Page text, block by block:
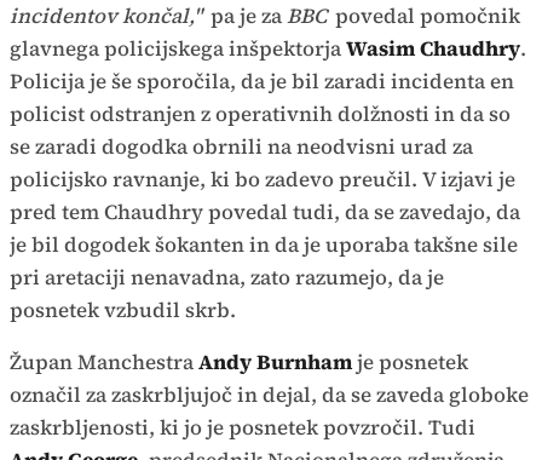
incidentov končal," pa je zaBBC povedal pomočnik
glavnega policijskega inšpektorjaWasim Chaudhry.
Policija je še sporočila, da je bil zaradi incidenta en
policist odstranjen z operativnih dolžnosti in da so
se zaradi dogodka obrnili na neodvisni urad za
policijsko ravnanje, ki bo zadevo preučil. V izjavi je
pred tem Chaudhry povedal tudi, da se zavedajo, da
je bil dogodek šokanten in da je uporaba takšne sile
pri aretaciji nenavadna, zato razumejo, da je
posnetek vzbudil skrb.
Župan ManchestraAndy Burnhamje posnetek
označil za zaskrbljujoč in dejal, da se zaveda globoke
zaskrbljenosti, ki jo je posnetek povzročil. Tudi